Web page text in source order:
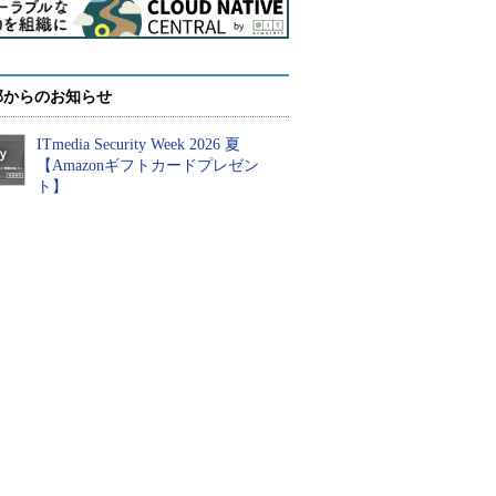
らのお知らせ
ITmedia Security Week 2026 夏
【Amazonギフトカードプレゼン
ト】